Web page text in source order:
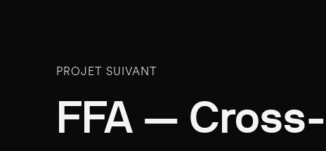
PROJET SUIVANT
FFA —